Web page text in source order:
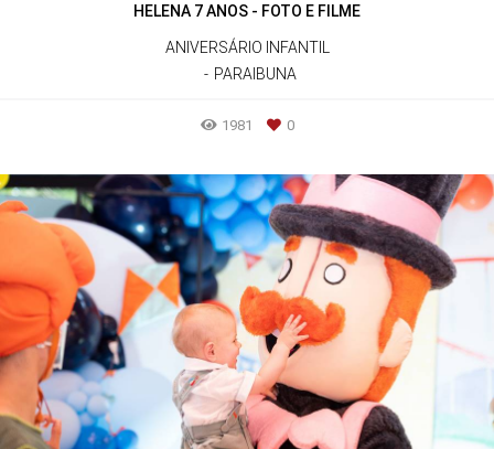
HELENA 7 ANOS - FOTO E FILME
ANIVERSÁRIO INFANTIL
PARAIBUNA
1981 0